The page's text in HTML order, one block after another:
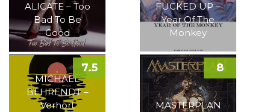
ALICATE – Too
Bad To Be
Good
FUCKED UP –
Year Of The
Monkey
MICHAEL
BEHRENDT –
Verhört
7.5
MASTERPLAN
8